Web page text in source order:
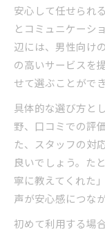
安心して任せられ
とコミュニケーシ
辺には、男性向け
の高いサービスを
せて選ぶことができ
具体的な選び方と
野、口コミでの評
た、スタッフの対
良いでしょう。た
寧に教えてくれた
声が安心感につな
初めて利用する場